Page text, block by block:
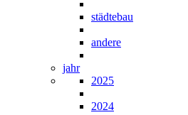
städtebau
andere
jahr
2025
2024